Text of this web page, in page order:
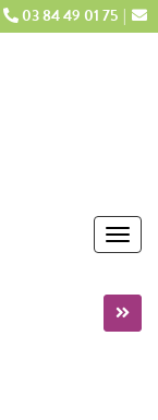
03 84 49 01 75